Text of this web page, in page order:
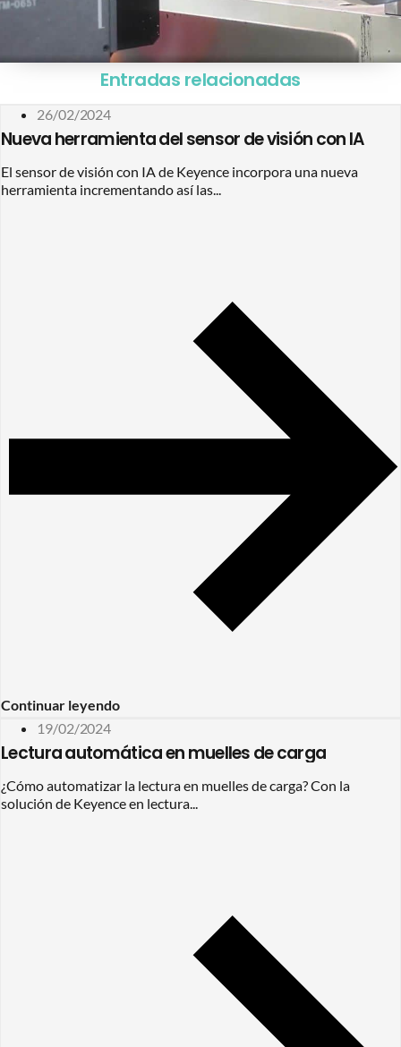
Entradas relacionadas
26/02/2024
Nueva herramienta del sensor de visión con IA
El sensor de visión con IA de Keyence incorpora una nueva
herramienta incrementando así las...
Continuar leyendo
19/02/2024
Lectura automática en muelles de carga
¿Cómo automatizar la lectura en muelles de carga? Con la
solución de Keyence en lectura...